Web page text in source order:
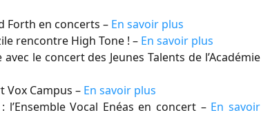
Forth en concerts – En savoir plus
rencontre High Tone ! – En savoir plus
le concert des Jeunes Talents de l’Académie
Vox Campus – En savoir plus
l’Ensemble Vocal Enéas en concert – En savoir